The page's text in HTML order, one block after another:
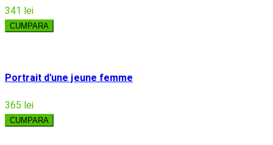
341 lei
CUMPARA
Portrait d'une jeune femme
365 lei
CUMPARA